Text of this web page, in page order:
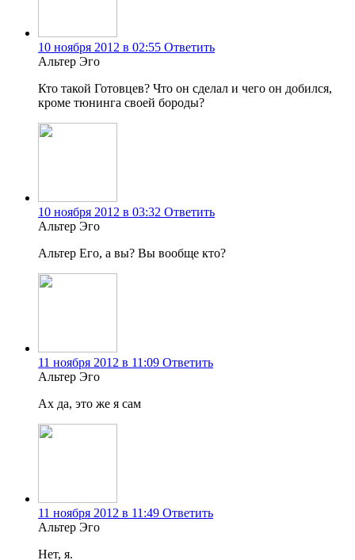
10 ноября 2012 в 02:55 Ответить
Альтер Эго
Кто такой Готовцев? Что он сделал и чего он добился,
кроме тюнинга своей бороды?
10 ноября 2012 в 03:32 Ответить
Альтер Эго
Альтер Его, а вы? Вы вообще кто?
11 ноября 2012 в 11:09 Ответить
Альтер Эго
Ах да, это же я сам
11 ноября 2012 в 11:49 Ответить
Альтер Эго
Нет, я.